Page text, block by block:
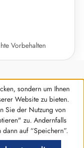
Vorbehalten
sondern um Ihnen
Website zu bieten.
Sie der Nutzung von
zu. Andernfalls
auf “Speichern”.